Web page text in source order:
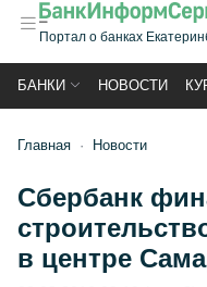
Портал о банках
БАНКИ НОВОСТИ
Главная Новости
Сбербанк
в центре